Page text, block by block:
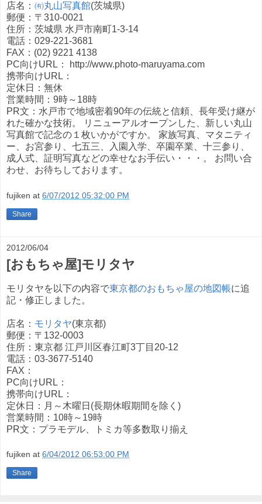
店名： ㈲丸山写真館(茨城県)
郵便：〒310-0021
住所：茨城県 水戸市南町1-3-14
電話：029-221-3681
FAX：(02) 9221 4138
PC向けURL： http://www.photo-maruyama.com
携帯向けURL：
定休日：無休
営業時間：9時～18時
PR文：水戸市で地域密着90年の伝統と信頼、長年受け継が
れた確かな技術。 リニューアルオープンした、新しい丸山
写真館で記念の１枚いかがですか。 家族写真、マタニティ
ー、お宮参り、七五三、入園入学、卒園卒業、十三参り、
成人式、証明写真などの幸せなお手伝い・・・。 お問い合
わせ、お待ちしております。
fujiken at 6/07/2012 05:32:00 PM
Share
2012/06/04
[おもちゃ屋]モリタヤ
モリタヤを以下の内容で東京都のおもちゃ屋の地図帳に追
記・修正しました。
店名： モリタヤ(東京都)
郵便：〒132-0003
住所：東京都 江戸川区春江町3丁目20-12
電話：03-3677-5140
FAX：
PC向けURL：
携帯向けURL：
定休日：月～木曜日(長期休暇期間を除く)
営業時間：10時～19時
PR文：プラモデル、トミカ等多数取り揃え
fujiken at 6/04/2012 06:53:00 PM
Share